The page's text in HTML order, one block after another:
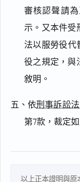
審核認聲請
示。又本件受
法以服勞役代
役之規定，與
敘明。
五、依刑事訴訟
第7款，裁定
以上正本證明與原